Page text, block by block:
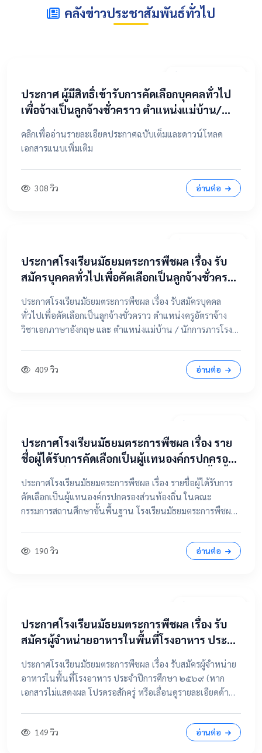
คลังข่าวประชาสัมพันธ์ทั่วไป
​ประกาศ ผู้มีสิทธิ์เข้ารับการคัดเลือกบุคคลทั่วไป
เพื่อจ้างเป็นลูกจ้างชั่วคราว ตำแหน่งแม่บ้าน/
นักการภารโรง
คลิกเพื่ออ่านรายละเอียดประกาศฉบับเต็มและดาวน์โหลด
เอกสารแนบเพิ่มเติม
308 วิว อ่านต่อ
ประกาศโรงเรียนมัธยมตระการพืชผล เรื่อง รับ
สมัครบุคคลทั่วไปเพื่อคัดเลือกเป็นลูกจ้างชั่วคราว
ตำแหน่งครูอัตราจ้าง วิชาเอกภาษาอังกฤษ และ
ตำแหน่งแม่บ้าน / นักการภารโรง
ประกาศโรงเรียนมัธยมตระการพืชผล เรื่อง รับสมัครบุคคล
ทั่วไปเพื่อคัดเลือกเป็นลูกจ้างชั่วคราว ตำแหน่งครูอัตราจ้าง
วิชาเอกภาษาอังกฤษ และ ตำแหน่งแม่บ้าน / นักการภารโรง
409 วิว อ่านต่อ
ประกาศโรงเรียนมัธยมตระการพืชผล เรื่อง ราย
ชื่อผู้ได้รับการคัดเลือกเป็นผู้แทนองค์กรปกครอง
ส่วนท้องถิ่น ในคณะกรรมการสถานศึกษาขั้นพื้น
ฐาน
ประกาศโรงเรียนมัธยมตระการพืชผล เรื่อง รายชื่อผู้ได้รับการ
คัดเลือกเป็นผู้แทนองค์กรปกครองส่วนท้องถิ่น ในคณะ
กรรมการสถานศึกษาขั้นพื้นฐาน โรงเรียนมัธยมตระการพืชผล
190 วิว อ่านต่อ
ประกาศโรงเรียนมัธยมตระการพืชผล เรื่อง รับ
สมัครผู้จำหน่ายอาหารในพื้นที่โรงอาหาร ประจำ
ปีการศึกษา ๒๕๖๙
ประกาศโรงเรียนมัธยมตระการพืชผล เรื่อง รับสมัครผู้จำหน่าย
อาหารในพื้นที่โรงอาหาร ประจำปีการศึกษา ๒๕๖๙ (หาก
เอกสารไม่แสดงผล โปรดรอสักครู่ หรือเลื่อนดูรายละเอียดด้าน
149 วิว อ่านต่อ